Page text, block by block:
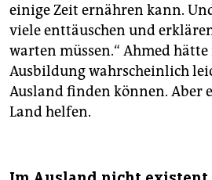
einige Zeit ernähren kann.
viele enttäuschen und
warten müssen.“ Ahmed
Ausbildung wahrscheinlich
Ausland finden können. Aber
Land helfen.